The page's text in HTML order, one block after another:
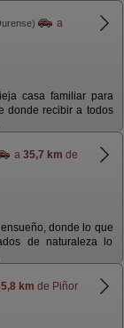
a
casa familiar para
donde recibir a todos
a 35,7 km de
donde lo que
de naturaleza lo
km de Piñor